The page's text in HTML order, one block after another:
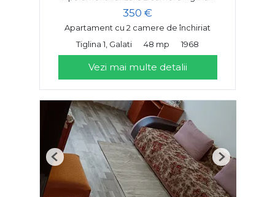
350 €
Apartament cu 2 camere de închiriat
Tiglina 1, Galati
48 mp 1968
Vezi mai multe detalii
Previous Next